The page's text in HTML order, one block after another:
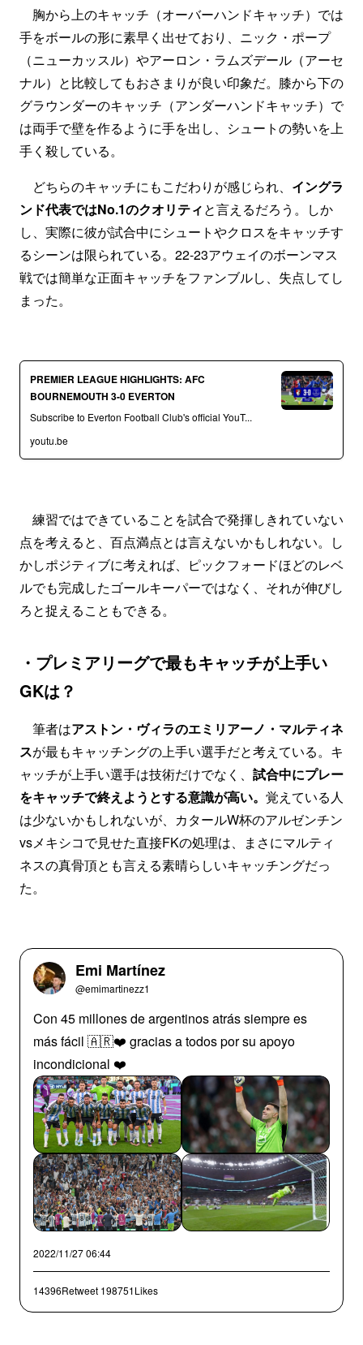
胸から上のキャッチ（オーバーハンドキャッチ）では
手をボールの形に素早く出せており、ニック・ポープ
（ニューカッスル）やアーロン・ラムズデール（アーセ
ナル）と比較してもおさまりが良い印象だ。膝から下の
グラウンダーのキャッチ（アンダーハンドキャッチ）で
は両手で壁を作るように手を出し、シュートの勢いを上
手く殺している。
どちらのキャッチにもこだわりが感じられ、 イングラ
ンド代表ではNo.1のクオリティと言えるだろう。しか
し、実際に彼が試合中にシュートやクロスをキャッチす
るシーンは限られている。22-23アウェイのボーンマス
戦では簡単な正面キャッチをファンブルし、失点してし
まった。
PREMIER LEAGUE HIGHLIGHTS: AFC
BOURNEMOUTH 3-0 EVERTON
Subscribe to Everton Football Club's official YouT...
youtu.be
練習ではできていることを試合で発揮しきれていない
点を考えると、百点満点とは言えないかもしれない。し
かしポジティブに考えれば、ピックフォードほどのレベ
ルでも完成したゴールキーパーではなく、それが伸びし
ろと捉えることもできる。
・プレミアリーグで最もキャッチが上手い
GKは？
筆者はアストン・ヴィラのエミリアーノ・マルティネ
スが最もキャッチングの上手い選手だと考えている。キ
ャッチが上手い選手は技術だけでなく、 試合中にプレー
をキャッチで終えようとする意識が高い。 覚えている人
は少ないかもしれないが、カタールW杯のアルゼンチン
vsメキシコで見せた直接FKの処理は、まさにマルティ
ネスの真骨頂とも言える素晴らしいキャッチングだっ
た。
Emi Martínez
@emimartinezz1
Con 45 millones de argentinos atrás siempre es
más fácil 🇦🇷❤️ gracias a todos por su apoyo
incondicional ❤️
2022/11/27 06:44
14396Retweet 198751Likes